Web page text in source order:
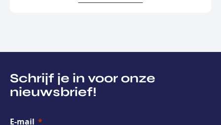
Schrijf je in voor onze
nieuwsbrief!
E-mail